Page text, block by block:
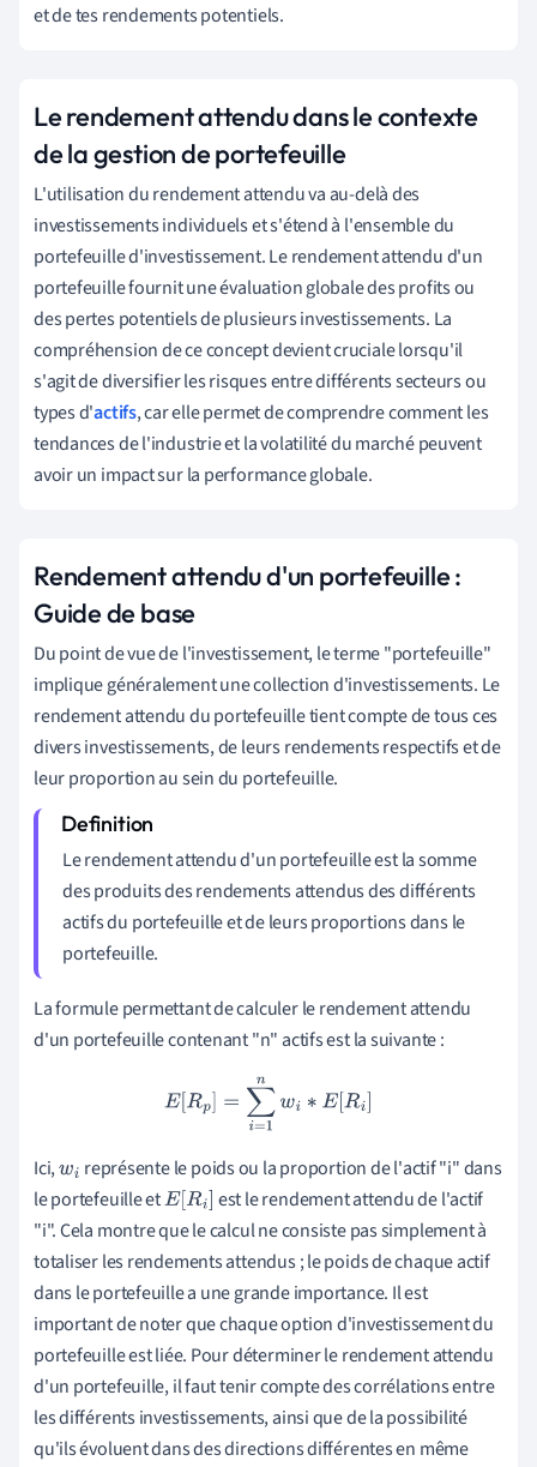
et de tes rendements potentiels.
Le rendement attendu dans le contexte
de la gestion de portefeuille
L'utilisation du rendement attendu va au-delà des
investissements individuels et s'étend à l'ensemble du
portefeuille d'investissement. Le rendement attendu d'un
portefeuille fournit une évaluation globale des profits ou
des pertes potentiels de plusieurs investissements. La
compréhension de ce concept devient cruciale lorsqu'il
s'agit de diversifier les risques entre différents secteurs ou
types d'actifs, car elle permet de comprendre comment les
tendances de l'industrie et la volatilité du marché peuvent
avoir un impact sur la performance globale.
Rendement attendu d'un portefeuille :
Guide de base
Du point de vue de l'investissement, le terme "portefeuille"
implique généralement une collection d'investissements. Le
rendement attendu du portefeuille tient compte de tous ces
divers investissements, de leurs rendements respectifs et de
leur proportion au sein du portefeuille.
Le rendement attendu d'un portefeuille est la somme
des produits des rendements attendus des différents
actifs du portefeuille et de leurs proportions dans le
portefeuille.
La formule permettant de calculer le rendement attendu
d'un portefeuille contenant "n" actifs est la suivante :
E[R p ∑i=1n w ∗ [Ri]
Ici,wi représente le poids ou la proportion de l'actif "i" dans
le portefeuille etE[Ri]
est le rendement attendu de l'actif
"i". Cela montre que le calcul ne consiste pas simplement à
totaliser les rendements attendus ; le poids de chaque actif
dans le portefeuille a une grande importance. Il est
important de noter que chaque option d'investissement du
portefeuille est liée. Pour déterminer le rendement attendu
d'un portefeuille, il faut tenir compte des corrélations entre
les différents investissements, ainsi que de la possibilité
qu'ils évoluent dans des directions différentes en même